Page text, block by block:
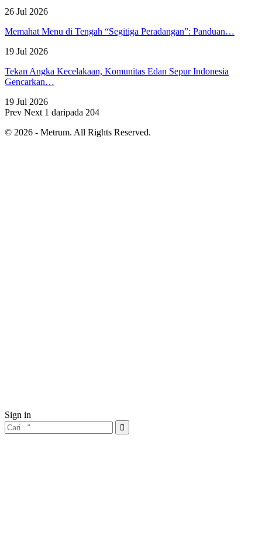
26 Jul 2026
Memahat Menu di Tengah “Segitiga Peradangan”: Panduan…
19 Jul 2026
Tekan Angka Kecelakaan, Komunitas Edan Sepur Indonesia
Gencarkan…
19 Jul 2026
Prev Next 1 daripada 204
© 2026 - Metrum. All Rights Reserved.
Sign in